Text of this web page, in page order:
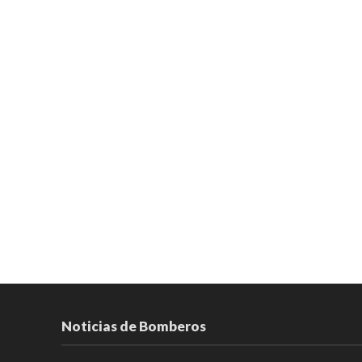
Noticias de Bomberos